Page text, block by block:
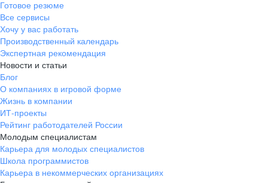
Готовое резюме
Все сервисы
Хочу у вас работать
Производственный календарь
Экспертная рекомендация
Новости и статьи
Блог
О компаниях в игровой форме
Жизнь в компании
ИТ-проекты
Рейтинг работодателей России
Молодым специалистам
Карьера для молодых специалистов
Школа программистов
Карьера в некоммерческих организациях